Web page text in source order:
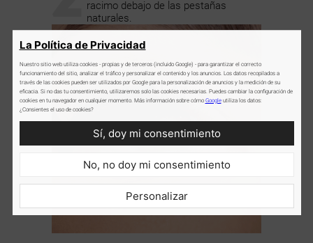
racimo debajo de las pestañas
naturales.
La Política de Privacidad
Nuestro sitio web utiliza cookies - propias y de terceros (incluido Google) - para garantizar el correcto
funcionamiento del sitio, analizar el tráfico y personalizar el contenido y los anuncios. Los datos recopilados a
través de las cookies pueden ser utilizados por Google para la personalización de anuncios y la medición de su
eficacia. Si no das tu consentimiento, utilizaremos solo las cookies necesarias. Puedes cambiar la configuración de
cookies en tu navegador en cualquier momento. Más información sobre cómo Googleutiliza los datos:
¿Consientes el uso de cookies?
Sí, doy mi consentimiento
No, no doy mi consentimiento
Personalizar